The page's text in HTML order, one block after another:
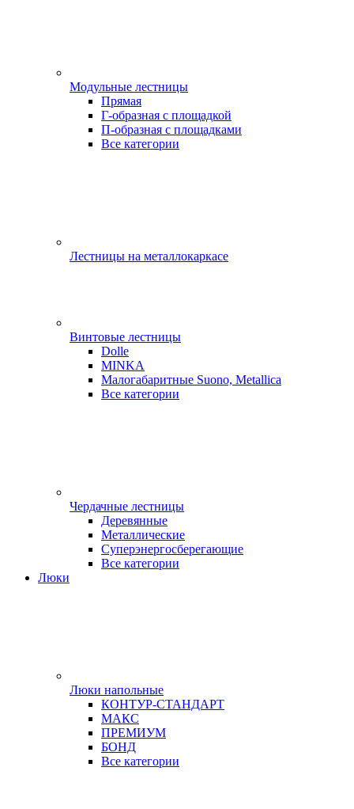
Модульные лестницы
Прямая
Г-образная с площадкой
П-образная с площадками
Все категории
Лестницы на металлокаркасе
Винтовые лестницы
Dolle
MINKA
Малогабаритные Suono, Metallica
Все категории
Чердачные лестницы
Деревянные
Металлические
Суперэнергосберегающие
Все категории
Люки
Люки напольные
КОНТУР-СТАНДАРТ
МАКС
ПРЕМИУМ
БОНД
Все категории